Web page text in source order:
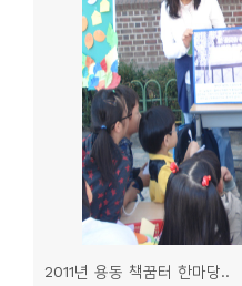
2011년 용동 책꿈터 한마당..